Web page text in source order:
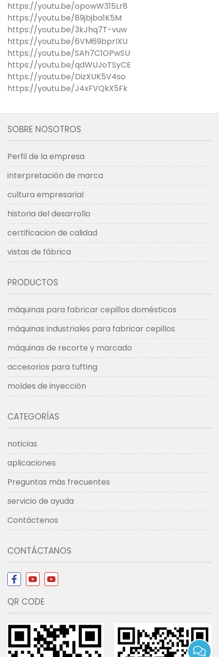
https://youtu.be/opowW315Lr8
https://youtu.be/89jbjba1K5M
https://youtu.be/3kJhq7T-vuw
https://youtu.be/6VM69bprIXU
https://youtu.be/SAh7C1OPwSU
https://youtu.be/qdWUJoTSyCE
https://youtu.be/DizXUK5V4so
https://youtu.be/J4xFVQkX5Fk
SOBRE NOSOTROS
Perfil de la empresa
interpretación de marca
cultura empresarial
historia del desarrollo
certificacion de calidad
vistas de fábrica
PRODUCTOS
máquinas para fabricar cepillos domésticos
máquinas industriales para fabricar cepillos
máquinas de recorte y marcado
accesorios para tufting
moldes de inyección
CATEGORÍAS
noticias
aplicaciones
Preguntas más frecuentes
servicio de ayuda
Contáctenos
CONTÁCTANOS
QR CODE